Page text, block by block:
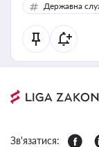
Державна
Зв'язатися: